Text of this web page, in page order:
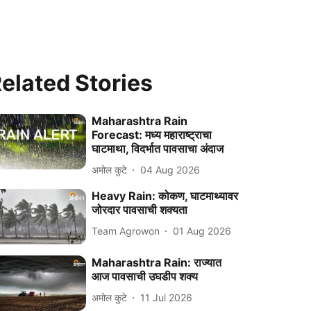
Stories
Maharashtra Rain
Forecast: मध्य महाराष्ट्राचा
घाटमाथा, विदर्भात पावसाचा अंदाज
अमोल कुटे 04 Aug 2026
Heavy Rain: कोकण, घाटमाथ्यावर
जोरदार पावसाची शक्यता
Team Agrowon 01 Aug 2026
Maharashtra Rain: राज्यात
आज पावसाची उघडीप शक्य
अमोल कुटे 11 Jul 2026